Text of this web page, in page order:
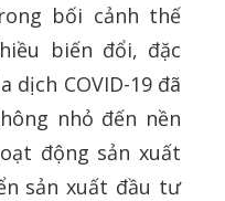
bối cảnh thế
biến đổi, đặc
COVID-19 đã
nhỏ đến nền
động sản xuất
sản xuất đầu tư